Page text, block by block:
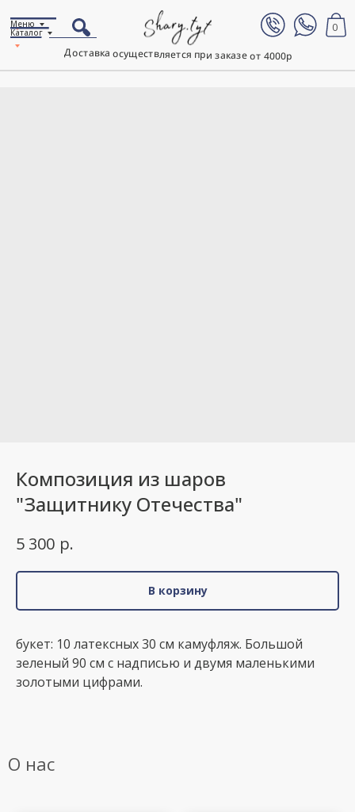
Доставка осуществляется при заказе от 4000р
0
Каталог
Меню
Композиция из шаров
"Защитнику Отечества"
5 300 р.
В корзину
букет: 10 латексных 30 см камуфляж. Большой
зеленый 90 см с надписью и двумя маленькими
золотыми цифрами.
О нас